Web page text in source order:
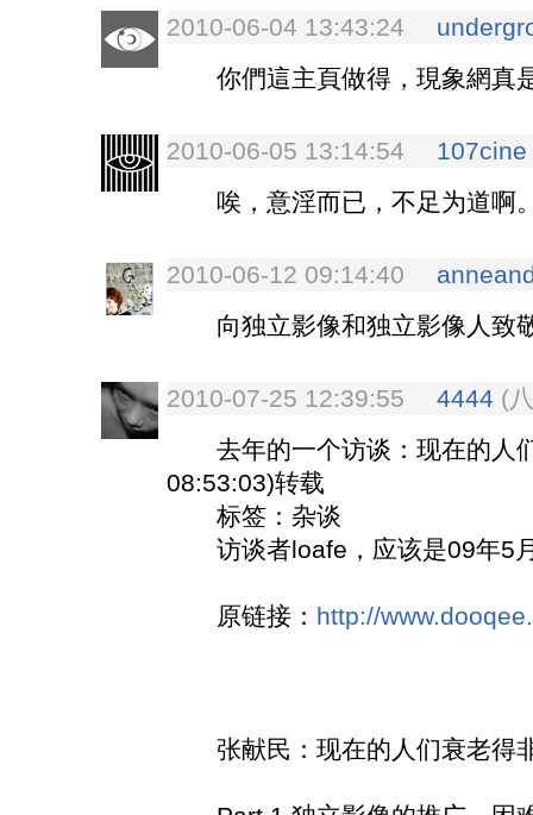
2010-06-04 13:43:24
你們這主頁做得，現象網真
2010-06-05 13:14:54 107cine
唉，意淫而已，不足为道啊
2010-06-12 09:14:40
向独立影像和独立影像人致
2010-07-25 12:39:55 4444 (
去年的一个访谈：现在的人
08:53:03)转载
标签：杂谈
访谈者loafe，应该是09年5
原链接： http://
张献民：现在的人们衰老得